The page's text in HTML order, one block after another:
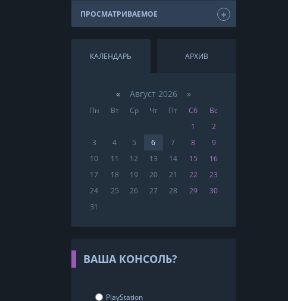
ПРОСМАТРИВАЕМОЕ
КАЛЕНДАРЬ АРХИВ
« Август 2026 »
Пн Вт Ср Чт Пт Сб
Вс
1
2
3
4 5 6 7 8
9
10
11 12 13 14 15
16
17
18 19 20 21 22
23
24
25 26 27 28 29
30
31
ВАША КОНСОЛЬ?
PlayStation